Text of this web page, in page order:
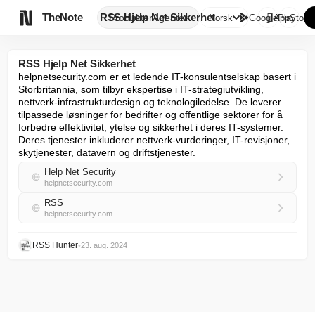
TheNote ProdukterAgenter
RSS Hjelp Net SikkerhetNorsk GooglePlay
AppStore
RSS Hjelp Net Sikkerhet
helpnetsecurity.com er et ledende IT-konsulentselskap basert i
Storbritannia, som tilbyr ekspertise i IT-strategiutvikling,
nettverk-infrastrukturdesign og teknologiledelse. De leverer
tilpassede løsninger for bedrifter og offentlige sektorer for å
forbedre effektivitet, ytelse og sikkerhet i deres IT-systemer.
Deres tjenester inkluderer nettverk-vurderinger, IT-revisjoner,
skytjenester, datavern og driftstjenester.
Help Net Security
helpnetsecurity.com
RSS
helpnetsecurity.com
RSS Hunter•23. aug. 2024